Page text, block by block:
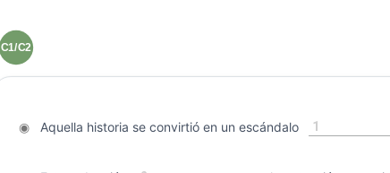
C1/C2
◉Aquella historia se convirtió en un escándalo 1